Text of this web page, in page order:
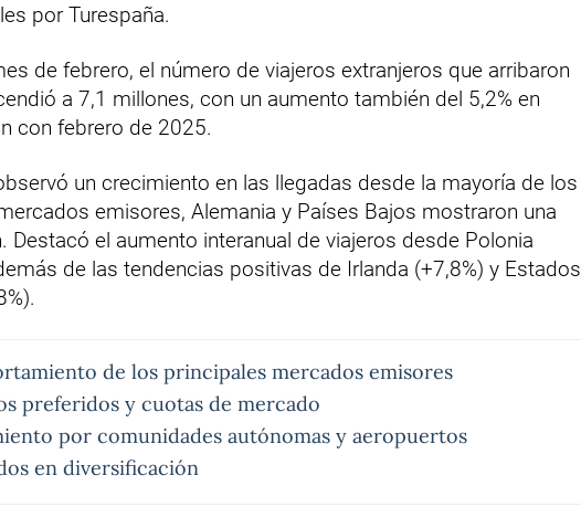
por Turespaña.
de febrero, el número de viajeros extranjeros que arribaron
a 7,1 millones, con un aumento también del 5,2% en
con febrero de 2025.
un crecimiento en las llegadas desde la mayoría de los
emisores, Alemania y Países Bajos mostraron una
Destacó el aumento interanual de viajeros desde Polonia
de las tendencias positivas de Irlanda (+7,8%) y Estados
de los principales mercados emisores
preferidos y cuotas de mercado
por comunidades autónomas y aeropuertos
en diversificación